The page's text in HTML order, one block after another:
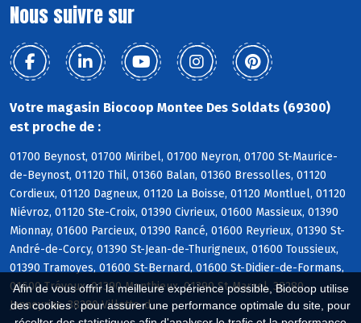
Afin de vous offrir la meilleure expérience possible, Biocoop utilise
des cookies : pour assurer une performance optimale du site, pour
Nous suivre sur
Votre magasin Biocoop Montee Des Soldats (69300)
est proche de :
01700 Beynost, 01700 Miribel, 01700 Neyron, 01700 St-Maurice-
de-Beynost, 01120 Thil, 01360 Balan, 01360 Bressolles, 01120
Cordieux, 01120 Dagneux, 01120 La Boisse, 01120 Montluel, 01120
Niévroz, 01120 Ste-Croix, 01390 Civrieux, 01600 Massieux, 01390
Mionnay, 01600 Parcieux, 01390 Rancé, 01600 Reyrieux, 01390 St-
André-de-Corcy, 01390 St-Jean-de-Thurigneux, 01600 Toussieux,
01390 Tramoyes, 01600 St-Bernard, 01600 St-Didier-de-Formans,
01600 Trévoux, 01390 Monthieux, 01390 St-Marcel, 38280
Janneyrias, 38280 Villette-d